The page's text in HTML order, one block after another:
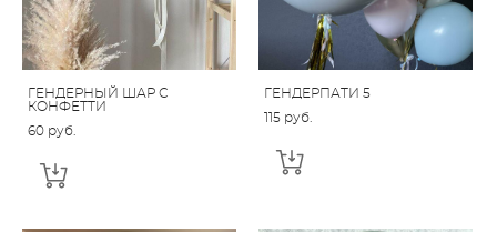
ГЕНДЕРНЫЙ ШАР С
КОНФЕТТИ
60 pуб.
ГЕНДЕРПАТИ 5
115 pуб.